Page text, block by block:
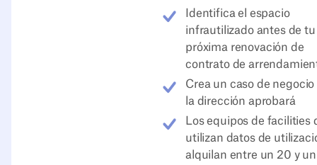
Identifica el espacio
infrautilizado antes de tu
próxima renovación de
contrato de
Crea un caso de negocio
la dirección aprobará
Los equipos de facilities
utilizan datos de
alquilan entre un 20 y